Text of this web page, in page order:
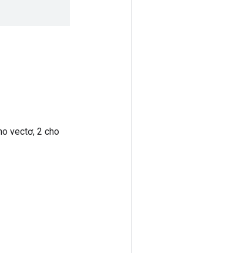
vectơ, 2 cho